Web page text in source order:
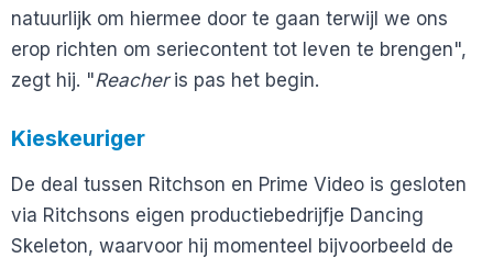
natuurlijk om hiermee door te gaan terwijl we ons
erop richten om seriecontent tot leven te brengen",
zegt hij. "Reacheris pas het begin.
Kieskeuriger
De deal tussen Ritchson en Prime Video is gesloten
via Ritchsons eigen productiebedrijfje Dancing
Skeleton, waarvoor hij momenteel bijvoorbeeld de